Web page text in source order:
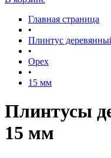
Главная страница
•
Плинтус
•
Орех
•
15 мм
Плинтусы
15 мм